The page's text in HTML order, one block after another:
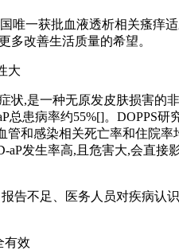
一获批血液透析相关瘙痒适
多改善生活质量的希望。
大
,是一种无原发皮肤损害的
患病率约55%[]。DOPPS研
和感染相关死亡率和住院
发生率高,且危害大,会直
不足、医务人员对疾病认
效